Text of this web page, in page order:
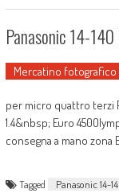
Panasonic 14-140
Mercatino fotografico
per micro quattro terzi
1.4&nbsp; Euro
consegna a mano zona
Tagged Panasonic 14-